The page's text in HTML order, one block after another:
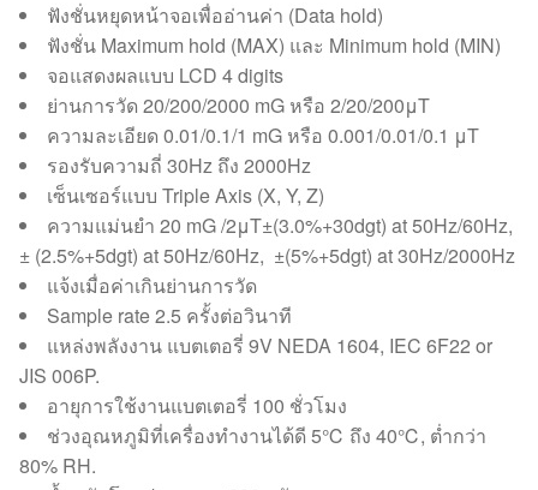
ฟังชั่นหยุดหน้าจอเพื่ออ่านค่า (Data hold)
ฟังชั่น Maximum hold (MAX) และ Minimum hold (MIN)
จอแสดงผลแบบ LCD 4 digits
ย่านการวัด 20/200/2000 mG หรือ 2/20/200μT
ความละเอียด 0.01/0.1/1 mG หรือ 0.001/0.01/0.1 μT
รองรับความถี่ 30Hz ถึง 2000Hz
เซ็นเซอร์แบบ Triple Axis (X, Y, Z)
ความแม่นยำ 20 mG /2μT±(3.0%+30dgt) at 50Hz/60Hz,
± (2.5%+5dgt) at 50Hz/60Hz, ±(5%+5dgt) at 30Hz/2000Hz
แจ้งเมื่อค่าเกินย่านการวัด
Sample rate 2.5 ครั้งต่อวินาที
แหล่งพลังงาน แบตเตอรี่ 9V NEDA 1604, IEC 6F22 or
JIS 006P.
อายุการใช้งานแบตเตอรี่ 100 ชั่วโมง
ช่วงอุณหภูมิที่เครื่องทำงานได้ดี 5℃ ถึง 40℃, ต่ำกว่า
80% RH.